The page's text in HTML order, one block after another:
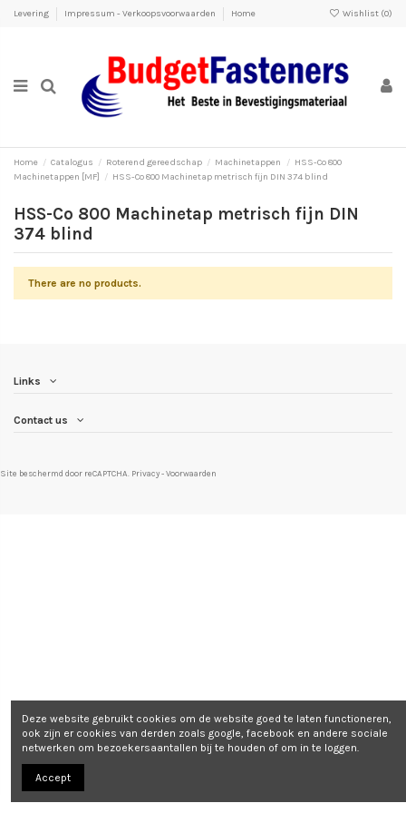
Levering Impressum - Verkoopsvoorwaarden Home Wishlist (0)
Home Catalogus Roterend gereedschap Machinetappen
HSS-Co 800
Machinetappen [MF]
HSS-Co 800 Machinetap metrisch fijn DIN 374 blind
HSS-Co 800 Machinetap metrisch fijn DIN
374 blind
There are no products.
Links
Contact us
Site beschermd door reCAPTCHA. Privacy-Voorwaarden
Deze website gebruikt cookies om de website goed te laten functioneren,
ook zijn er cookies van derden zoals google, facebook en andere sociale
netwerken om bezoekersaantallen bij te houden of om in te loggen.
Accept